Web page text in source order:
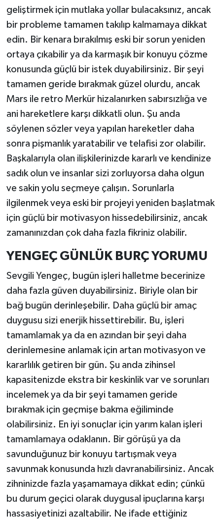
geliştirmek için mutlaka yollar bulacaksınız, ancak
bir probleme tamamen takılıp kalmamaya dikkat
edin. Bir kenara bırakılmış eski bir sorun yeniden
ortaya çıkabilir ya da karmaşık bir konuyu çözme
konusunda güçlü bir istek duyabilirsiniz. Bir şeyi
tamamen geride bırakmak güzel olurdu, ancak
Mars ile retro Merkür hizalanırken sabırsızlığa ve
ani hareketlere karşı dikkatli olun. Şu anda
söylenen sözler veya yapılan hareketler daha
sonra pişmanlık yaratabilir ve telafisi zor olabilir.
Başkalarıyla olan ilişkilerinizde kararlı ve kendinize
sadık olun ve insanlar sizi zorluyorsa daha olgun
ve sakin yolu seçmeye çalışın. Sorunlarla
ilgilenmek veya eski bir projeyi yeniden başlatmak
için güçlü bir motivasyon hissedebilirsiniz, ancak
zamanınızdan çok daha fazla fikriniz olabilir.
YENGEÇ GÜNLÜK BURÇ YORUMU
Sevgili Yengeç, bugün işleri halletme becerinize
daha fazla güven duyabilirsiniz. Biriyle olan bir
bağ bugün derinleşebilir. Daha güçlü bir amaç
duygusu sizi enerjik hissettirebilir. Bu, işleri
tamamlamak ya da en azından bir şeyi daha
derinlemesine anlamak için artan motivasyon ve
kararlılık getiren bir gün. Şu anda zihinsel
kapasitenizde ekstra bir keskinlik var ve sorunları
incelemek ya da bir şeyi tamamen geride
bırakmak için geçmişe bakma eğiliminde
olabilirsiniz. En iyi sonuçlar için yarım kalan işleri
tamamlamaya odaklanın. Bir görüşü ya da
savunduğunuz bir konuyu tartışmak veya
savunmak konusunda hızlı davranabilirsiniz. Ancak
zihninizde fazla yaşamamaya dikkat edin; çünkü
bu durum geçici olarak duygusal ipuçlarına karşı
hassasiyetinizi azaltabilir. Ne ifade ettiğiniz